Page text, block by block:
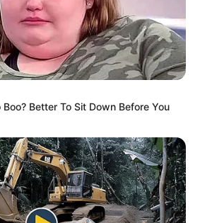
Better To Sit Down Before You